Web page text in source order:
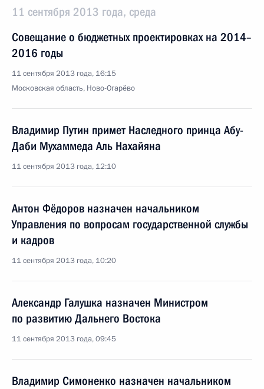
11 сентября 2013 года, среда
Совещание о бюджетных проектировках на 2014–
2016 годы
11 сентября 2013 года, 16:15
Московская область, Ново-Огарёво
Владимир Путин примет Наследного принца Абу-
Даби Мухаммеда Аль Нахайяна
11 сентября 2013 года, 12:10
Антон Фёдоров назначен начальником
Управления по вопросам государственной службы
и кадров
11 сентября 2013 года, 10:20
Александр Галушка назначен Министром
по развитию Дальнего Востока
11 сентября 2013 года, 09:45
Владимир Симоненко назначен начальником